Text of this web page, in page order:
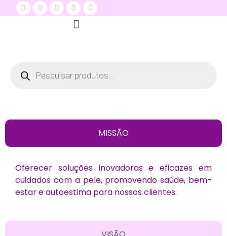
MISSÃO
Oferecer soluções inovadoras e eficazes em
cuidados com a pele, promovendo saúde, bem-
estar e autoestima para nossos clientes.